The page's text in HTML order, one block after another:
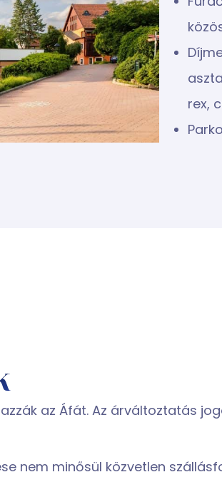
rex,
az Áfát. Az árváltoztatás
nem minősül közvetlen